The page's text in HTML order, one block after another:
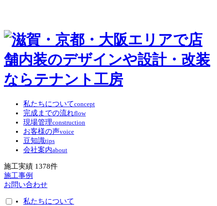
私たちについてconcept
完成までの流れflow
現場管理construction
お客様の声voice
豆知識tips
会社案内about
施工実績 1378件
施工事例
お問い合わせ
私たちについて